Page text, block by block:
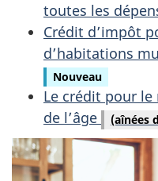
toutes les
Crédit d’impôt
d’habitations
Nouveau
Le crédit pour
de l’âge
(aînées